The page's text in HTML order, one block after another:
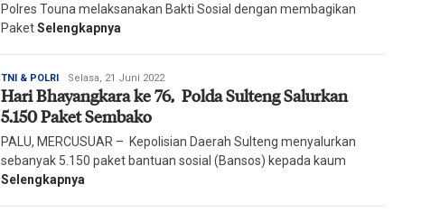
Polres Touna melaksanakan Bakti Sosial dengan membagikan
PaketSelengkapnya
TNI & POLRIRedaksi
Harian
Mercusuar
Selasa, 21 Juni 2022
Hari Bhayangkara ke 76, Polda Sulteng Salurkan
5.150 Paket Sembako
PALU, MERCUSUAR – Kepolisian Daerah Sulteng menyalurkan
sebanyak 5.150 paket bantuan sosial (Bansos) kepada kaum
Selengkapnya